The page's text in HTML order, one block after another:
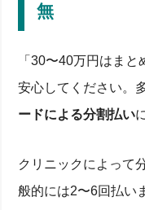
無
「30〜40万円はま
安心してください。
ードによる分割払い
クリニックによって
般的には2〜6回払い